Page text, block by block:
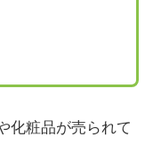
化粧品が売られて